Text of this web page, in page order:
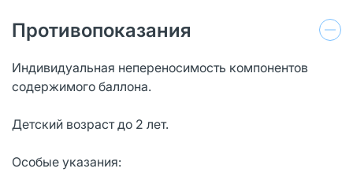
Противопоказания
Индивидуальная непереносимость компонентов
содержимого баллона.
Детский возраст до 2 лет.
Особые указания: